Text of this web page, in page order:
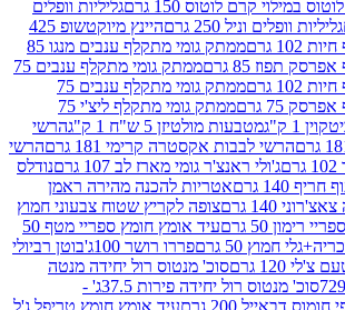
לוטוס 150 גרם
גליליות וופלים
250 גרם
היינץ מיוקטשופ 425
ממתק גומי מתקלף ענבים מנגו 85
ממתק גומי מתקלף ענבים 75
ממתק גומי מתקלף ענבים 75
ממתק גומי מתקלף ליצ'י 75
מטבעות מולטיזן 5 ש"ח 1 ק"ג
הרשי
אקסטרה קרימי 181 גרם
הרשי
ראנצ'ר גומי מארז לב 107 גרם
נודלס
אטריות להכנה מהירה ראמן
צופה לקריץ שטוח צבעוני חמוץ
עיד אומץ חומץ ספריי מטף 50
פררו רושר 100ג'
בוטן רביולי
סוכ' מנטוס רול יחידה מנטה
סוכ' מנטוס רול יחידה פירות 37.5ג' -
גרם
עיד אומץ חומץ טריפל ג'ל